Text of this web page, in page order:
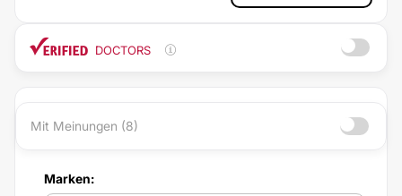
DOCTORS
Mit Meinungen (8)
Marken: